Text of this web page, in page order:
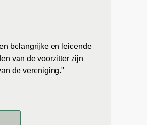
belangrijke en leidende
van de voorzitter zijn
de vereniging."